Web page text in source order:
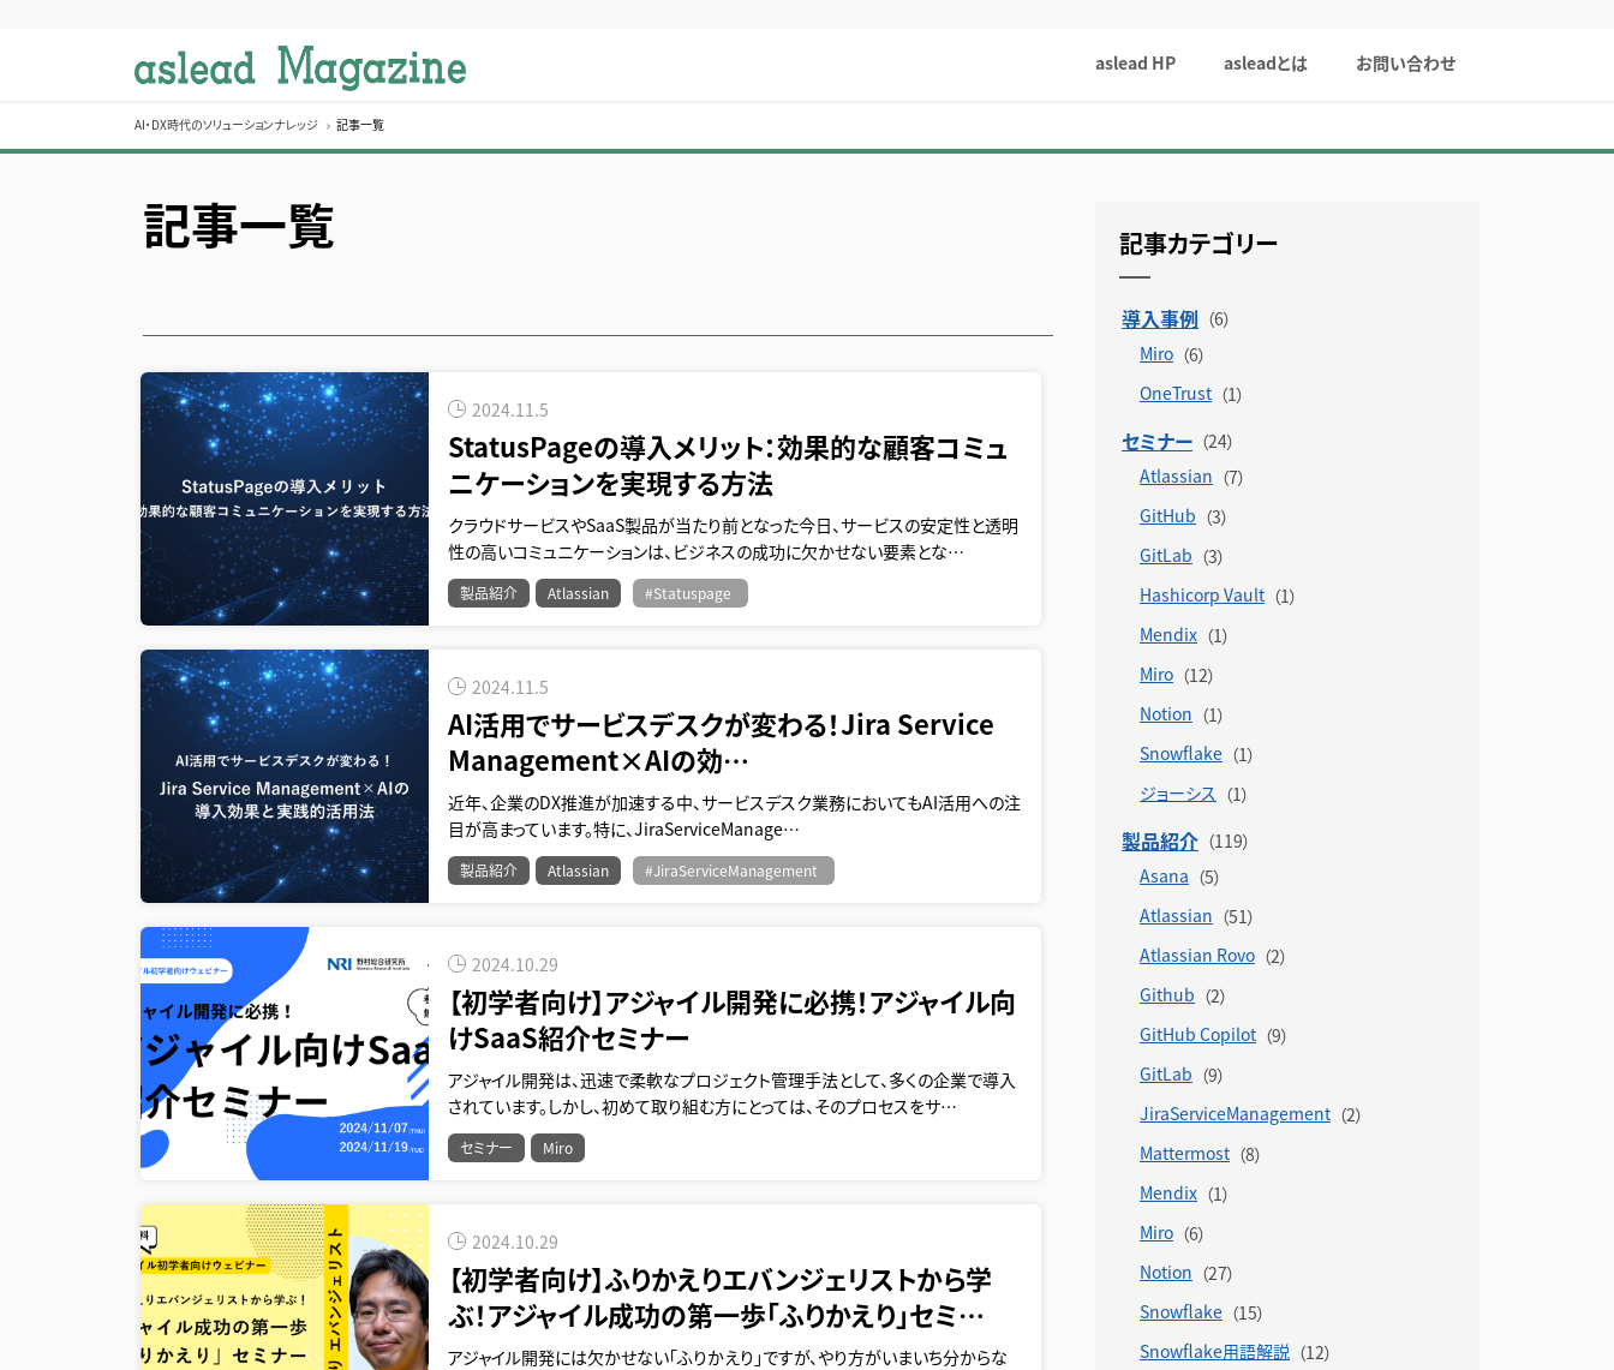
o
aslead HP asleadとは お問い合わせ
AI・DX時代のソリューションナレッジ 記事一覧
記事一覧
2024.11.5
StatusPageの導入メリット：効果的な顧客コミュ
ニケーションを実現する方法
クラウドサービスやSaaS製品が当たり前となった今日、サービスの安定性と透明
性の高いコミュニケーションは、ビジネスの成功に欠かせない要素とな…
製品紹介 Atlassian #Statuspage
2024.11.5
AI活用でサービスデスクが変わる！Jira Service
Management×AIの効…
近年、企業のDX推進が加速する中、サービスデスク業務においてもAI活用への注
目が高まっています。特に、JiraServiceManage…
製品紹介 Atlassian #JiraServiceManagement
2024.10.29
【初学者向け】アジャイル開発に必携！アジャイル向
けSaaS紹介セミナー
アジャイル開発は、迅速で柔軟なプロジェクト管理手法として、多くの企業で導入
されています。しかし、初めて取り組む方にとっては、そのプロセスをサ…
セミナー Miro
2024.10.29
【初学者向け】ふりかえりエバンジェリストから学
ぶ！アジャイル成功の第一歩「ふりかえり」セミ…
アジャイル開発には欠かせない「ふりかえり」ですが、やり方がいまいち分からな
記事カテゴリー
導入事例
Miro
OneTrust
セミナー
Atlassian
GitHub
GitLab
Hashicorp Vault
Mendix
Miro
Notion
Snowflake
ジョーシス
製品紹介
Asana
Atlassian
Atlassian Rovo
Github
GitHub Copilot
GitLab
JiraServiceManagement
Mattermost
Mendix
Miro
Notion
Snowflake
Snowflake用語解説